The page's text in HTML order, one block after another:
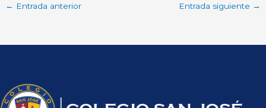
← Entrada anterior Entrada siguiente →